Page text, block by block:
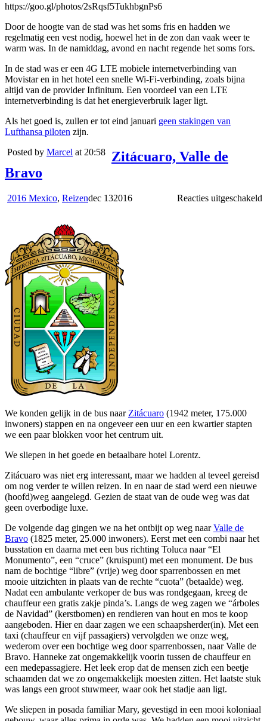
https://goo.gl/photos/2sRqsf5TukhbgnPs6
Door de hoogte van de stad was het soms fris en hadden we
regelmatig een vest nodig, hoewel het in de zon dan vaak weer te
warm was. In de namiddag, avond en nacht regende het soms fors.
In de stad was er een 4G LTE mobiele internetverbinding van
Movistar en in het hotel een snelle Wi-Fi-verbinding, zoals bijna
altijd van de provider Infinitum. Een voordeel van een LTE
internetverbinding is dat het energieverbruik lager ligt.
Als het goed is, zullen er tot eind januari geen stakingen van
Lufthansa piloten zijn.
Posted by Marcel at 20:58
Zitácuaro, Valle de
Bravo
2016 Mexico, Reizen Reacties uitgeschakeld
dec 132016
We konden gelijk in de bus naar Zitácuaro (1942 meter, 175.000
inwoners) stappen en na ongeveer een uur en een kwartier stapten
we een paar blokken voor het centrum uit.
We sliepen in het goede en betaalbare hotel Lorentz.
Zitácuaro was niet erg interessant, maar we hadden al teveel gereisd
om nog verder te willen reizen. In en naar de stad werd een nieuwe
(hoofd)weg aangelegd. Gezien de staat van de oude weg was dat
geen overbodige luxe.
De volgende dag gingen we na het ontbijt op weg naarValle de
Bravo (1825 meter, 25.000 inwoners). Eerst met een combi naar het
busstation en daarna met een bus richting Toluca naar “El
Monumento”, een “cruce” (kruispunt) met een monument. De bus
nam de bochtige “libre” (vrije) weg door sparrenbossen en met
mooie uitzichten in plaats van de rechte “cuota” (betaalde) weg.
Nadat een ambulante verkoper de bus was rondgegaan, kreeg de
chauffeur een gratis zakje pinda’s. Langs de weg zagen we “árboles
de Navidad” (kerstbomen) en rendieren van hout en mos te koop
aangeboden. Hier en daar zagen we een schaapsherder(in). Met een
taxi (chauffeur en vijf passagiers) vervolgden we onze weg,
wederom over een bochtige weg door sparrenbossen, naar Valle de
Bravo. Hanneke zat ongemakkelijk voorin tussen de chauffeur en
een medepassagiere. Het leek erop dat de mensen zich een beetje
schaamden dat we zo ongemakkelijk moesten zitten. Het laatste stuk
was langs een groot stuwmeer, waar ook het stadje aan ligt.
We sliepen in posada familiar Mary, gevestigd in een mooi koloniaal